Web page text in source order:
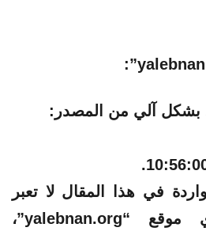
بشكل آلي من المصدر:
.
في هذا المقال لا تعبر
بالضرورة عن رأي موقع “yalebnan.org”،